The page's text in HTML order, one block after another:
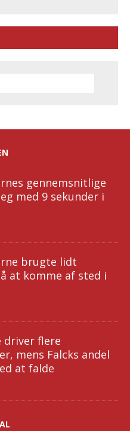
gennemsnitlige
med 9 sekunder i
brugte lidt
at komme af sted i
driver flere
mens Falcks andel
at falde